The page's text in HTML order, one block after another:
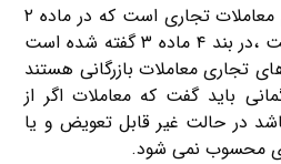
اساس شرکت تجاری انجام معاملات تجاری است که در ماده ۲
قانون تجارت بیان شده است ،در بند ۴ ماده ۳ گفته شده است
تجاری معاملات بازرگانی هستند
باید گفت که معاملات اگر از
در حالت غیر قابل تعویض و یا
محسوب نمی شود.